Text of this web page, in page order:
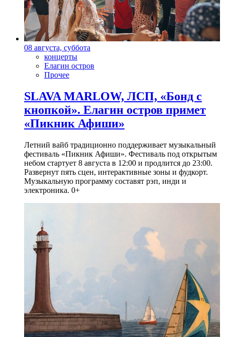
08 августа, суббота
концерты
Елагин остров
Прочее
SLAVA MARLOW, ЛСП, «Бонд с
кнопкой». Елагин остров примет
«Пикник Афиши»
Летний вайб традиционно поддерживает музыкальный
фестиваль «Пикник Афиши». Фестиваль под открытым
небом стартует 8 августа в 12:00 и продлится до 23:00.
Развернут пять сцен, интерактивные зоны и фудкорт.
Музыкальную программу составят рэп, инди и
электроника. 0+